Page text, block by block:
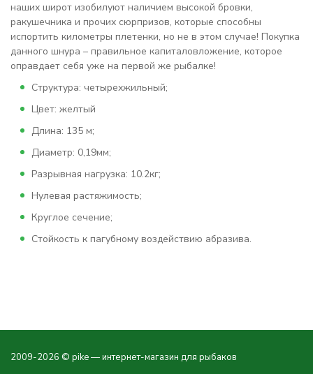
наших широт изобилуют наличием высокой бровки,
ракушечника и прочих сюрпризов, которые способны
испортить километры плетенки, но не в этом случае! Покупка
данного шнура – правильное капиталовложение, которое
оправдает себя уже на первой же рыбалке!
Структура: четырехжильный;
Цвет: желтый
Длина: 135 м;
Диаметр: 0,19мм;
Разрывная нагрузка: 10.2кг;
Нулевая растяжимость;
Круглое сечение;
Стойкость к пагубному воздействию абразива.
2009-2026 © pike — интернет-магазин для рыбаков